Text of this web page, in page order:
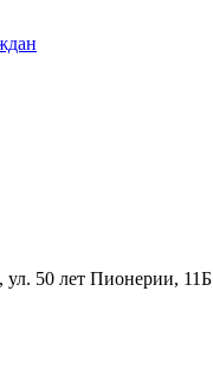
50 лет Пионерии, 11Б